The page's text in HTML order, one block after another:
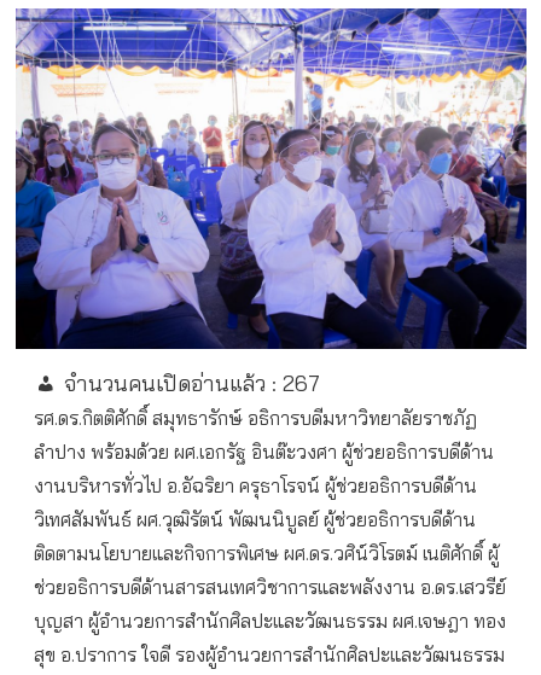
จำนวนคนเปิดอ่านแล้ว : 267
รศ.ดร.กิตติศักดิ์ สมุทธารักษ์ อธิการบดีมหาวิทยาลัยราชภัฏ
ลำปาง พร้อมด้วย ผศ.เอกรัฐ อินต๊ะวงศา ผู้ช่วยอธิการบดีด้าน
งานบริหารทั่วไป อ.อัฉริยา ครุธาโรจน์ ผู้ช่วยอธิการบดีด้าน
วิเทศสัมพันธ์ ผศ.วุฒิรัตน์ พัฒนนิบูลย์ ผู้ช่วยอธิการบดีด้าน
ติดตามนโยบายและกิจการพิเศษ ผศ.ดร.วศิน์วิโรตม์ เนติศักดิ์ ผู้
ช่วยอธิการบดีด้านสารสนเทศวิชาการและพลังงาน อ.ดร.เสวรีย์
บุญสา ผู้อำนวยการสำนักศิลปะและวัฒนธรรม ผศ.เจษฎา ทอง
สุข อ.ปราการ ใจดี รองผู้อำนวยการสำนักศิลปะและวัฒนธรรม